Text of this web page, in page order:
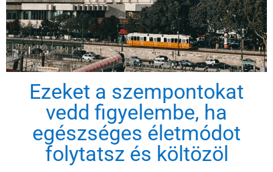
Ezeket a szempontokat
vedd figyelembe, ha
egészséges életmódot
folytatsz és költözöl